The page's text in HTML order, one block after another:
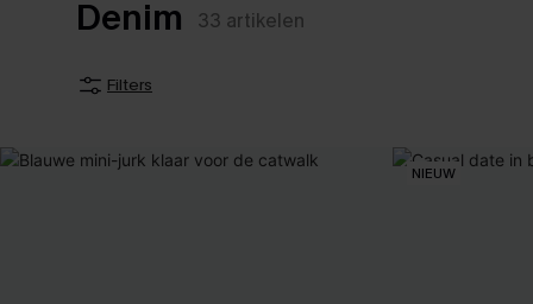
Denim 33 artikelen
Filters
NIEUW